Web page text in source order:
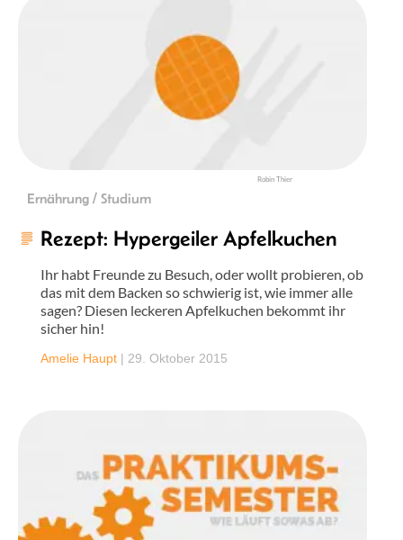
Robin Thier
Ernährung / Studium
Rezept: Hypergeiler Apfelkuchen
Ihr habt Freunde zu Besuch, oder wollt probieren, ob
das mit dem Backen so schwierig ist, wie immer alle
sagen? Diesen leckeren Apfelkuchen bekommt ihr
sicher hin!
Amelie Haupt | 29. Oktober 2015